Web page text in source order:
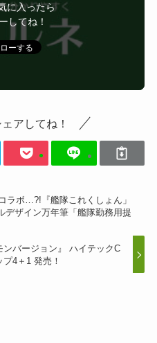
に入ったら
してね！
アしてね！
ラボ…?!『艦隊これくしょん」
デザイン万年筆「艦隊勤務用提
ンバージョン』 ハイテックC
4＋1 発売！